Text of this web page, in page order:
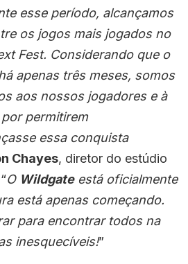
esse período, alcançamos
os jogos mais jogados no
Fest. Considerando que o
apenas três meses, somos
aos nossos jogadores e à
permitirem
essa conquista
Chayes, diretor do estúdio
O Wildgateestá oficialmente
está apenas começando.
para encontrar todos na
inesquecíveis!”